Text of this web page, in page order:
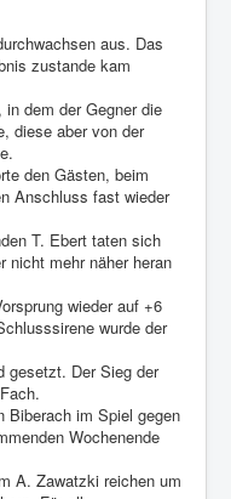
aus. Das
zustande kam
dem der Gegner die
diese aber von der
den Gästen, beim
Anschluss fast wieder
T. Ebert taten sich
nicht mehr näher heran
wieder auf +6
wurde der
gesetzt. Der Sieg der
Biberach im Spiel gegen
Wochenende
A. Zawatzki reichen um